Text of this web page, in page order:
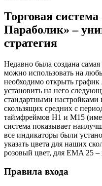
Торговая
Параболик» –
стратегия
Недавно была создана
можно использовать на
необходимо открыть
установить на него
стандартными
скользящих средних с
таймфреймов H1 и M15
система показывает
все индикаторы были
указать цвета для наших
розовый цвет, для EMA 25
Правила входа